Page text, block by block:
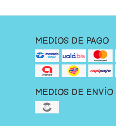
MEDIOS DE PAGO
MEDIOS DE ENVÍO